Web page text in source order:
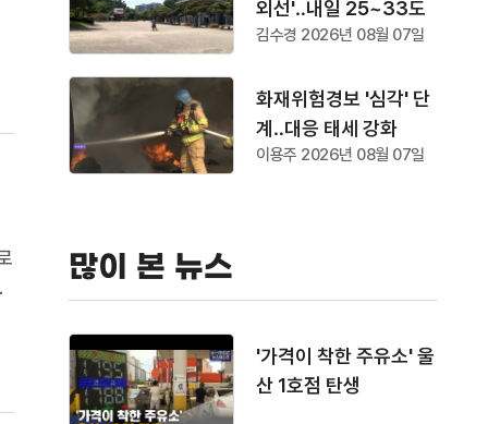
외선'‥내일 25~33도
김수경 2026년 08월 07일
화재위험경보 '심각' 단
계‥대응 태세 강화
이용주 2026년 08월 07일
많이 본 뉴스
'가격이 착한 주유소' 울
산 1호점 탄생